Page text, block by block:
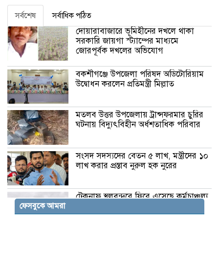
সর্বশেষ সর্বাধিক পঠিত
দোয়ারাবাজারে ভূমিহীনের দখলে থাকা
সরকারি জায়গা স্ট্যাম্পের মাধ্যমে
জোরপূর্বক দখলের অভিযোগ
বকশীগঞ্জে উপজেলা পরিষদ অডিটোরিয়াম
উদ্বোধন করলেন প্রতিমন্ত্রী মিল্লাত
মতলব উত্তর উপজেলায় ট্রান্সফরমার চুরির
ঘটনায় বিদ্যুৎবিহীন অর্ধশতাধিক পরিবার
সংসদ সদস্যদের বেতন ৫ লাখ, মন্ত্রীদের ১০
লাখ করার প্রস্তাব নুরুল হক নুরের
টেকনাফ স্থলবন্দরে ফিরে এসেছে কর্মচাঞ্চল্য,
ফেসবুকে আমরা